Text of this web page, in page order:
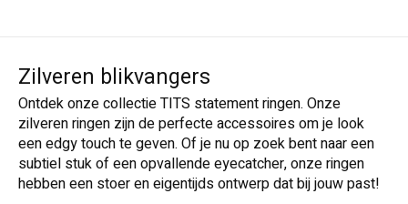
Zilveren blikvangers
Ontdek onze collectie TITS statement ringen. Onze
zilveren ringen zijn de perfecte accessoires om je look
een edgy touch te geven. Of je nu op zoek bent naar een
subtiel stuk of een opvallende eyecatcher, onze ringen
hebben een stoer en eigentijds ontwerp dat bij jouw past!